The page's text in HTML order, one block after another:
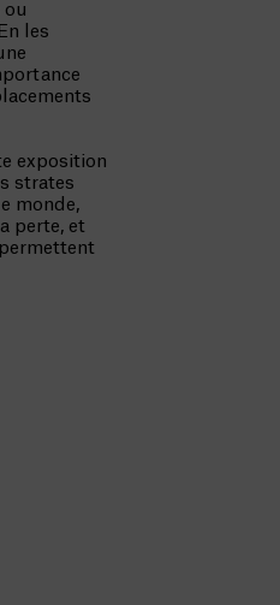
ou
les
exposition
strates
monde,
perte, et